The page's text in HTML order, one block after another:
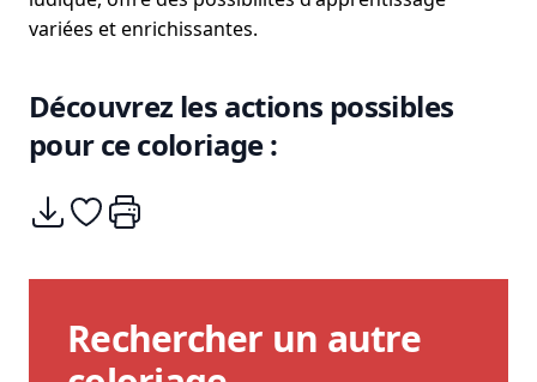
variées et enrichissantes.
Découvrez les actions possibles
pour ce coloriage :
Télécharger
Ajouter à mes coups de coeurs
Imprimer
Rechercher un autre